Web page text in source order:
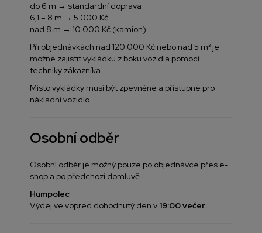
do 6 m → standardní doprava
6,1 – 8 m → 5 000 Kč
nad 8 m → 10 000 Kč (kamion)
Při objednávkách nad 120 000 Kč nebo nad 5 m³ je
možné zajistit vykládku z boku vozidla pomocí
techniky zákazníka.
Místo vykládky musí být zpevněné a přístupné pro
nákladní vozidlo.
Osobní odběr
Osobní odběr je možný pouze po objednávce přes e-
shop a po předchozí domluvě.
Humpolec
Výdej ve vopred dohodnutý den v 19:00 večer.